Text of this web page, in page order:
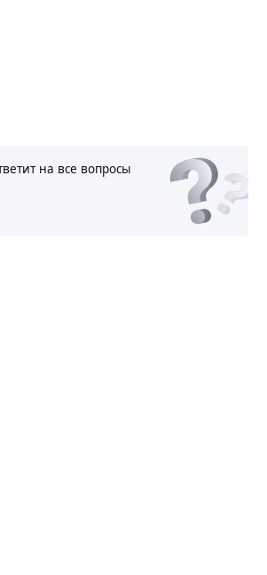
на все вопросы